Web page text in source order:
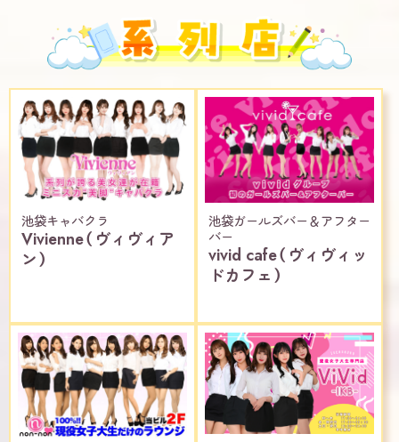
池袋キャバクラ
Vivienne（ヴィヴィア
ン）
池袋ガールズバー＆アフター
バー
vivid cafe（ヴィヴィッ
ドカフェ）